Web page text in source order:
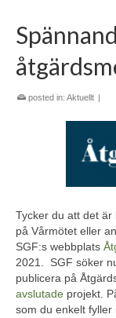
posted in: Aktuellt |
Tycker du att det
på Vårmötet eller
SGF:s webbplats
2021. SGF söker
publicera på
avslutade projekt.
som du enkelt